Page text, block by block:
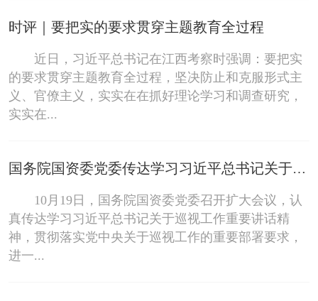
时评｜要把实的要求贯穿主题教育全过程
近日，习近平总书记在江西考察时强调：要把实
的要求贯穿主题教育全过程，坚决防止和克服形式主
义、官僚主义，实实在在抓好理论学习和调查研究，
实实在...
国务院国资委党委传达学习习近平总书记关于巡视工作重要讲话精神压紧压实配合中央巡视工作政治责任 确保党中央决策部署在国资央企落地见效
10月19日，国务院国资委党委召开扩大会议，认
真传达学习习近平总书记关于巡视工作重要讲话精
神，贯彻落实党中央关于巡视工作的重要部署要求，
进一...